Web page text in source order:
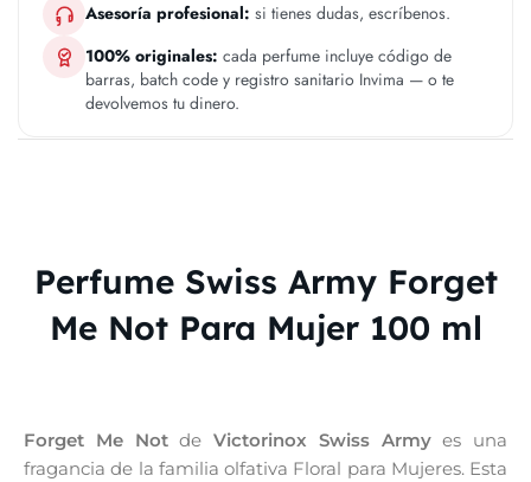
Asesoría profesional: si tienes dudas, escríbenos.
100% originales: cada perfume incluye código de
barras, batch code y registro sanitario Invima — o te
devolvemos tu dinero.
Perfume Swiss Army Forget
Me Not Para Mujer 100 ml
Forget Me Notde Victorinox Swiss Armyes una
fragancia de la familia olfativa Floral para Mujeres. Esta